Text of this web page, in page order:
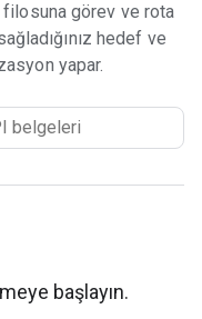
görev ve rota
hedef ve
yapar.
başlayın.